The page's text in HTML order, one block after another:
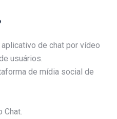
de chat por vídeo
usuários.
de mídia social de
Chat.